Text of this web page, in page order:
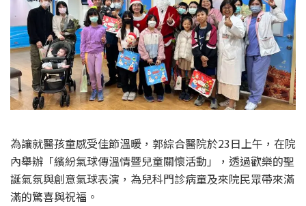
為讓就醫孩童感受佳節溫暖，郭綜合醫院於23日上午，在院
內舉辦「繽紛氣球傳溫情暨兒童關懷活動」，透過歡樂的聖
誕氣氛與創意氣球表演，為兒科門診病童及來院民眾帶來滿
滿的驚喜與祝福。